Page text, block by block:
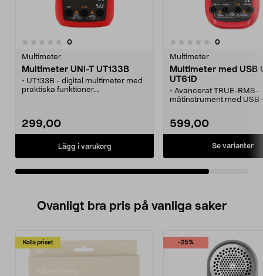
0recensioner
Multimeter
Multimeter UNI-T UT133B
• UT133B - digital multimeter med
praktiska funktioner.
• NCV-funktion - trådlös
spänningsdetektering.
• Bakgrundsbelyst display med
HOLD-funktion.
• Batteritest för 1,5 och 9 V-
batterier.
299,00
Lägg i varukorg
0.0 av 5 stjärnor 0recensioner
Multimeter
Multimeter med USB
UT61D
• Avancerat TRUE-RMS-
mätinstrument med
på din dator.
599,00
Se varianter
Ovanligt bra pris på vanliga saker
Kolla priset -25%